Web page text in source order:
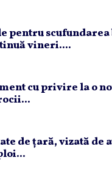
pentru
vineri....
cu privire la o
de ţară, vizată de